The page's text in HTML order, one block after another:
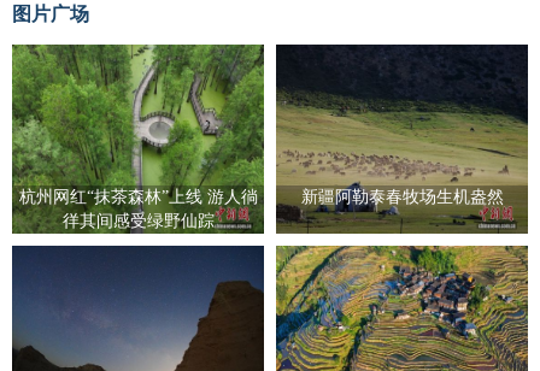
图片广场
杭州网红“抹茶森林”上线 游人徜
徉其间感受绿野仙踪
新疆阿勒泰春牧场生机盎然